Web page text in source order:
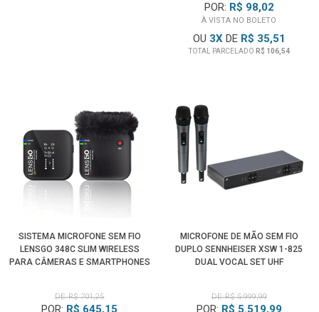
POR: R$ 98,02
À VISTA NO BOLETO
OU 3XDE R$ 35,51
TOTAL PARCELADO R$ 106,54
SISTEMA MICROFONE SEM FIO
LENSGO 348C SLIM WIRELESS
PARA CÂMERAS E SMARTPHONES
DE: R$ 701,25
POR: R$ 645,15
MICROFONE DE MÃO SEM FIO
DUPLO SENNHEISER XSW 1-825
DUAL VOCAL SET UHF
DE: R$ 5.999,99
POR: R$ 5.519,99